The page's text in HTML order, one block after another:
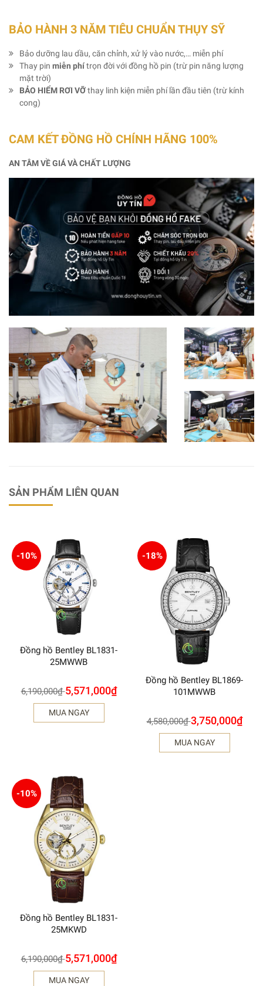
BẢO HÀNH 3 NĂM TIÊU CHUẨN THỤY SỸ
Bảo dưỡng lau dầu, căn chỉnh, xử lý vào nước,… miễn phí
Thay pin miễn phítrọn đời với đồng hồ pin (trừ pin năng lượng
mặt trời)
BẢO HIỂM RƠI VỠthay linh kiện miễn phí lần đầu tiên (trừ kính
cong)
CAM KẾT ĐỒNG HỒ CHÍNH HÃNG 100%
AN TÂM VỀ GIÁ VÀ CHẤT LƯỢNG
SẢN PHẨM LIÊN QUAN
-10%
Đồng hồ Bentley BL1831-
25MWWB
6,190,000₫ 5,571,000₫
MUA NGAY
-18%
Đồng hồ Bentley BL1869-
101MWWB
4,580,000₫ 3,750,000₫
MUA NGAY
-10%
Đồng hồ Bentley BL1831-
25MKWD
6,190,000₫ 5,571,000₫
MUA NGAY